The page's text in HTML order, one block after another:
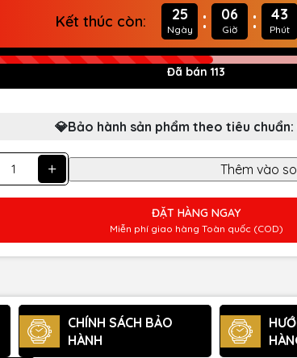
Kết thúc còn: 25
Ngày : 06
Giờ : 43
Phút
Đã bán 113
💎Bảo hành sản phẩm theo tiêu chuẩn:
+
ĐẶT HÀNG NGAY
Miễn phí giao hàng Toàn quốc (COD)
CHÍNH SÁCH BẢO
HÀNH